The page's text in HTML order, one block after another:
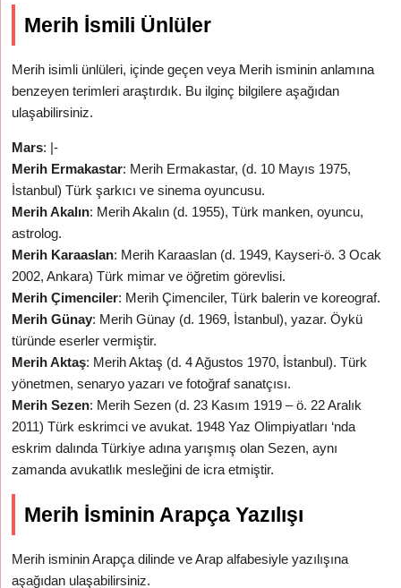
Merih İsmili Ünlüler
Merih isimli ünlüleri, içinde geçen veya Merih isminin anlamına
benzeyen terimleri araştırdık. Bu ilginç bilgilere aşağıdan
ulaşabilirsiniz.
Mars: |-
Merih Ermakastar: Merih Ermakastar, (d. 10 Mayıs 1975,
İstanbul) Türk şarkıcı ve sinema oyuncusu.
Merih Akalın: Merih Akalın (d. 1955), Türk manken, oyuncu,
astrolog.
Merih Karaaslan: Merih Karaaslan (d. 1949, Kayseri-ö. 3 Ocak
2002, Ankara) Türk mimar ve öğretim görevlisi.
Merih Çimenciler: Merih Çimenciler, Türk balerin ve koreograf.
Merih Günay: Merih Günay (d. 1969, İstanbul), yazar. Öykü
türünde eserler vermiştir.
Merih Aktaş: Merih Aktaş (d. 4 Ağustos 1970, İstanbul). Türk
yönetmen, senaryo yazarı ve fotoğraf sanatçısı.
Merih Sezen: Merih Sezen (d. 23 Kasım 1919 – ö. 22 Aralık
2011) Türk eskrimci ve avukat. 1948 Yaz Olimpiyatları ‘nda
eskrim dalında Türkiye adına yarışmış olan Sezen, aynı
zamanda avukatlık mesleğini de icra etmiştir.
Merih İsminin Arapça Yazılışı
Merih isminin Arapça dilinde ve Arap alfabesiyle yazılışına
aşağıdan ulaşabilirsiniz.